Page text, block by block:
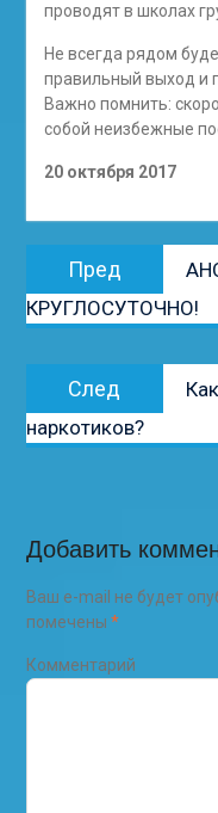
проводят в школах
Не всегда рядом
правильный выход и
Важно помнить:
собой неизбежные
20 октября 2017
Навигация
записям
Пред
КРУГЛОСУТОЧНО!
След
наркотиков?
Добавить
Ваш e-mail не будет
помечены *
Комментарий